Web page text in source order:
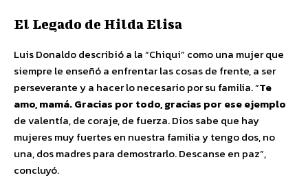
El Legado de Hilda Elisa
Luis Donaldo describió a la “Chiqui” como una mujer que
siempre le enseñó a enfrentar las cosas de frente, a ser
perseverante y a hacer lo necesario por su familia. “Te
amo, mamá. Gracias por todo, gracias por ese ejemplo
de valentía, de coraje, de fuerza. Dios sabe que hay
mujeres muy fuertes en nuestra familia y tengo dos, no
una, dos madres para demostrarlo. Descanse en paz”,
concluyó.